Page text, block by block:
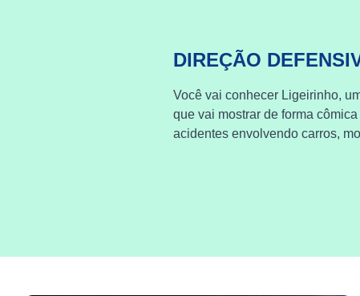
DIREÇÃO
Você vai conhecer Ligeirinho,
que vai mostrar de forma
acidentes envolvendo carros,